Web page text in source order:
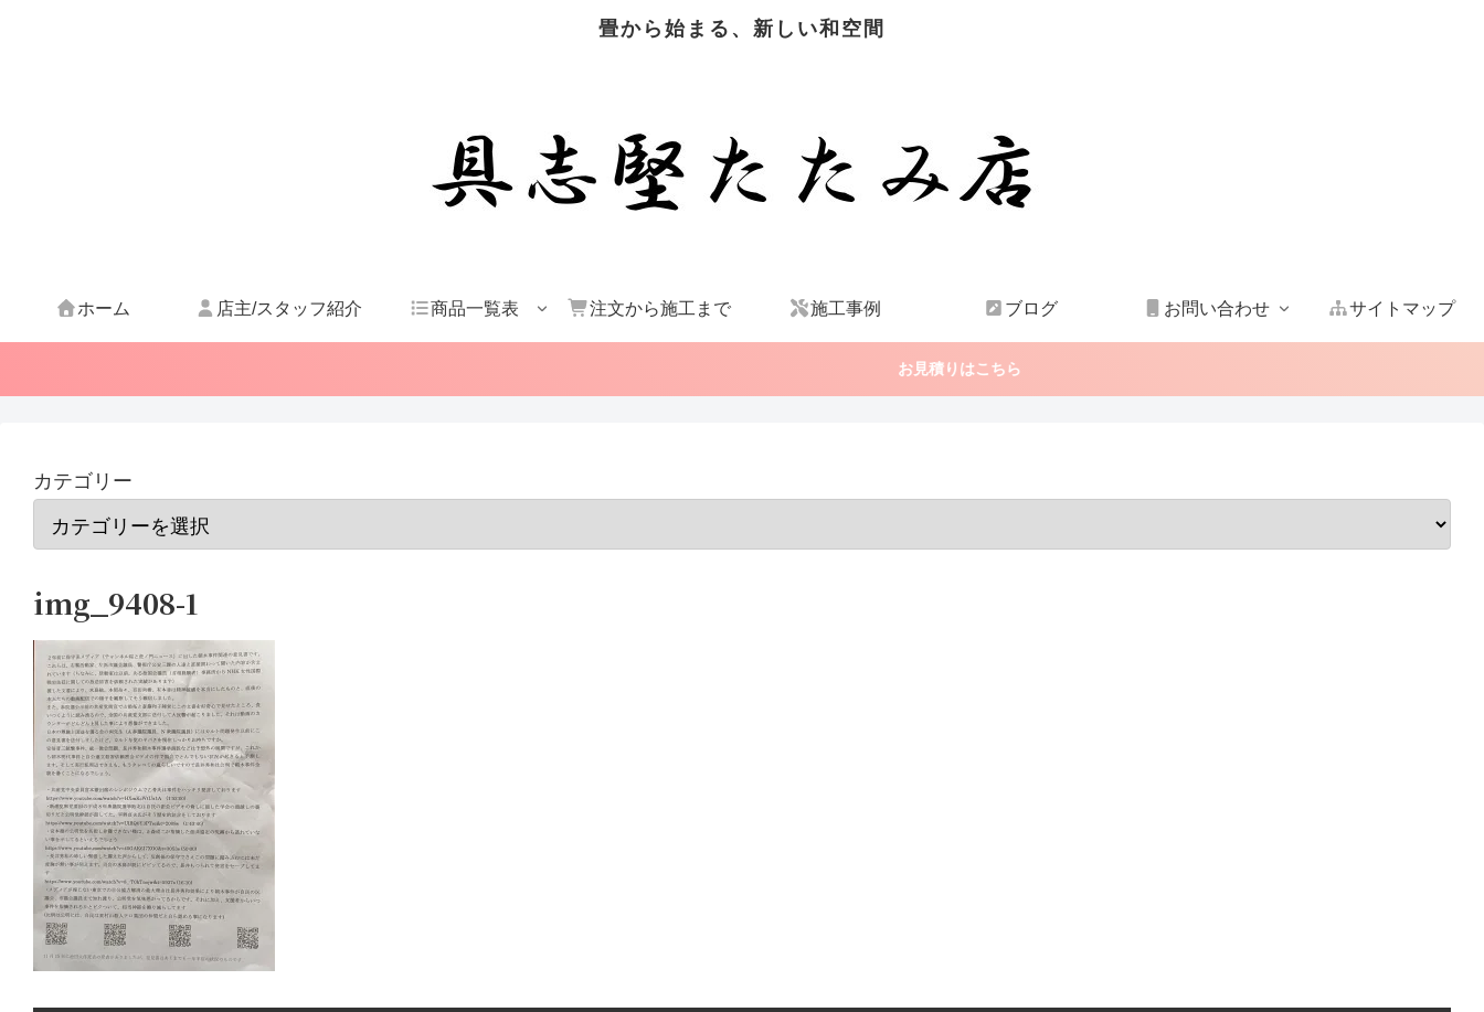
畳から始まる、新しい和空間
ホーム 店主/スタッフ紹介 商品一覧表 注文から施工まで 施工事例 ブログ お問い合わせ サイトマップ
お見積りはこちら
カテゴリー
img_9408-1